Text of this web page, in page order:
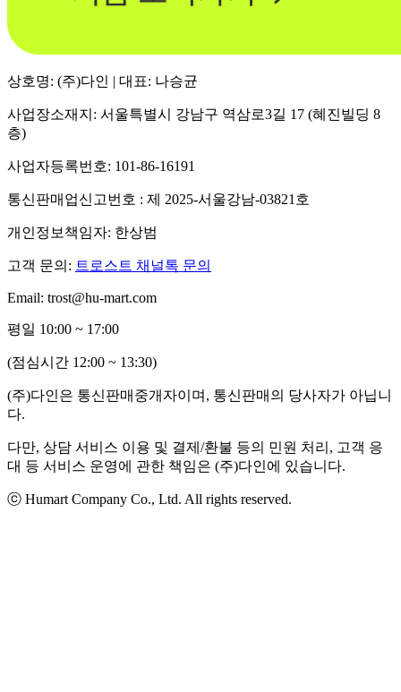
상호명: (주)다인 | 대표: 나승균
사업장소재지: 서울특별시 강남구 역삼로3길 17 (혜진빌딩 8
층)
사업자등록번호: 101-86-16191
통신판매업신고번호 : 제 2025-서울강남-03821호
개인정보책임자: 한상범
고객 문의: 트로스트 채널톡 문의
Email: trost@hu-mart.com
평일 10:00 ~ 17:00
(점심시간 12:00 ~ 13:30)
(주)다인은 통신판매중개자이며, 통신판매의 당사자가 아닙니
다.
다만, 상담 서비스 이용 및 결제/환불 등의 민원 처리, 고객 응
대 등 서비스 운영에 관한 책임은 (주)다인에 있습니다.
ⓒ Humart Company Co., Ltd. All rights reserved.